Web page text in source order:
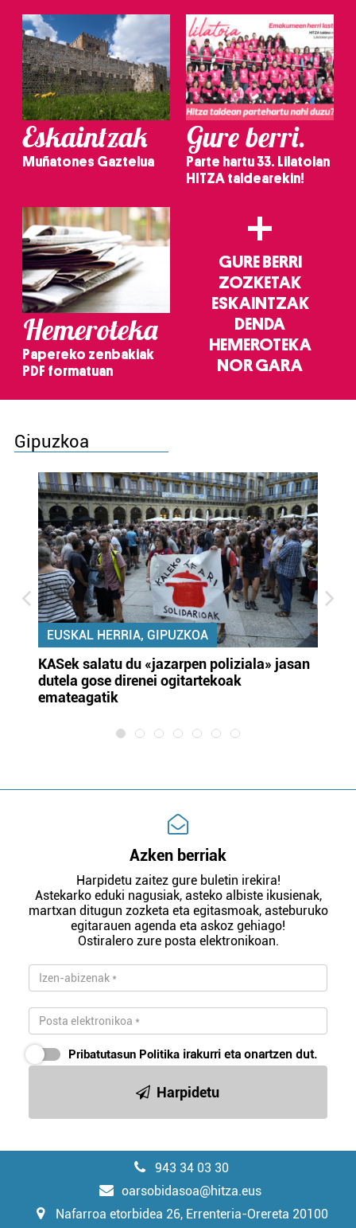
Eskaintzak
Muñatones Gaztelua
Gure berri.
Parte hartu 33. Lilatoian
HITZA taldearekin!
Hemeroteka
Papereko zenbakiak
PDF formatuan
+
GURE BERRI
ZOZKETAK
ESKAINTZAK
DENDA
HEMEROTEKA
NOR GARA
Gipuzkoa
EUSKAL HERRIA, GIPUZKOA
KASek salatu du «jazarpen poliziala» jasan
dutela gose direnei ogitartekoak
emateagatik
Azken berriak
Harpidetu zaitez gure buletin irekira!
Astekarko eduki nagusiak, asteko albiste ikusienak,
martxan ditugun zozketa eta egitasmoak, asteburuko
egitarauen agenda eta askoz gehiago!
Ostiralero zure posta elektronikoan.
Pribatutasun Politika irakurri eta onartzen dut.
Harpidetu
943 34 03 30
oarsobidasoa@hitza.eus
Nafarroa etorbidea 26, Errenteria-Orereta 20100